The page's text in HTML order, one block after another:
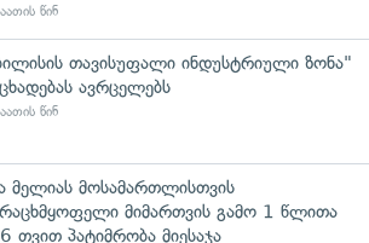
წინ
თავისუფალი ინდუსტრიული ზონა"
ავრცელებს
წინ
მელიას მოსამართლისთვის
მიმართვის გამო 1 წლითა
თვით პატიმრობა მიესაჯა